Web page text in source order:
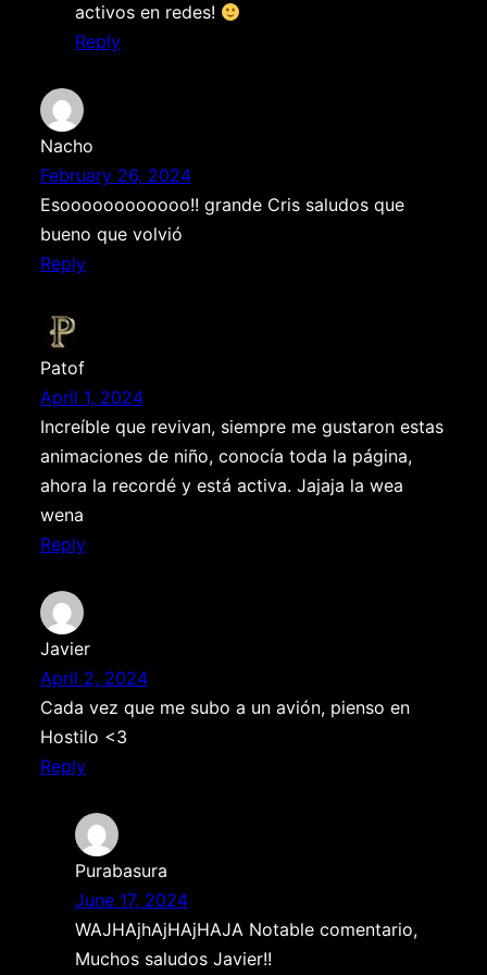
activos en redes!
Reply
Nacho
February 26, 2024
Esoooooooooooo!! grande Cris saludos que
bueno que volvió
Reply
Patof
April 1, 2024
Increíble que revivan, siempre me gustaron estas
animaciones de niño, conocía toda la página,
ahora la recordé y está activa. Jajaja la wea
wena
Reply
Javier
April 2, 2024
Cada vez que me subo a un avión, pienso en
Hostilo <3
Reply
Purabasura
June 17, 2024
WAJHAjhAjHAjHAJA Notable comentario,
Muchos saludos Javier!!